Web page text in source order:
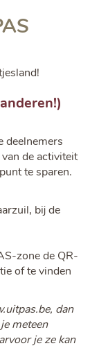
deelnemers
de activiteit
te sparen.
bij de
zone de QR-
of te vinden
dan
meteen
je ze kan